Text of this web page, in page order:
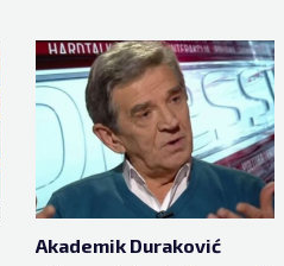
Akademik Duraković